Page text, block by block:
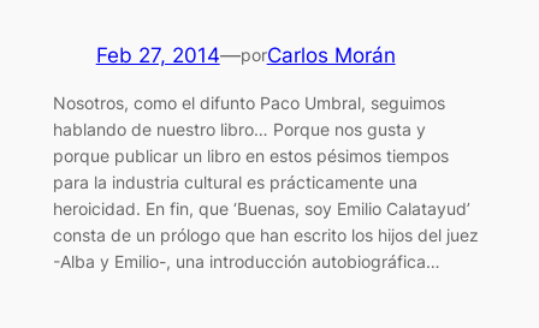
Feb 27, 2014—porCarlos Morán
Nosotros, como el difunto Paco Umbral, seguimos
hablando de nuestro libro… Porque nos gusta y
porque publicar un libro en estos pésimos tiempos
para la industria cultural es prácticamente una
heroicidad. En fin, que ‘Buenas, soy Emilio Calatayud’
consta de un prólogo que han escrito los hijos del juez
-Alba y Emilio-, una introducción autobiográfica…